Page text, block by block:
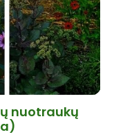
nuotraukų